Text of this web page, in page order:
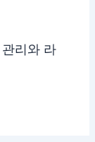
리와 라